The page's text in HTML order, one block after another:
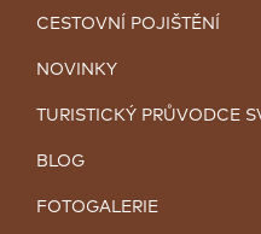
CESTOVNÍ POJIŠTĚNÍ
NOVINKY
TURISTICKÝ PRŮVODCE
BLOG
FOTOGALERIE